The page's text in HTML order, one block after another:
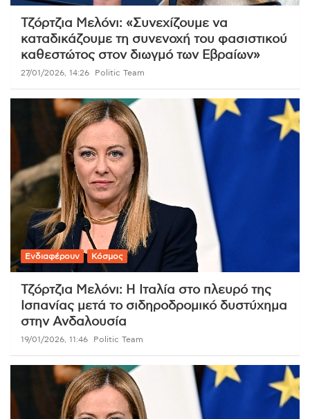
Τζόρτζια Μελόνι: «Συνεχίζουμε να
καταδικάζουμε τη συνενοχή του φασιστικού
καθεστώτος στον διωγμό των Εβραίων»
27/01/2026, 14:26 Politic Team
Ενδιαφέρουν Κόσμος
Τζόρτζια Μελόνι: Η Ιταλία στο πλευρό της
Ισπανίας μετά το σιδηροδρομικό δυστύχημα
στην Ανδαλουσία
19/01/2026, 11:46 Politic Team